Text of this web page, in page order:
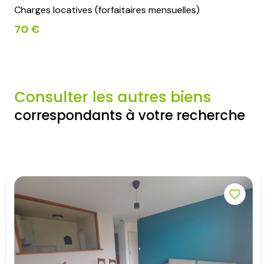
Charges locatives (forfaitaires mensuelles)
70 €
Consulter les autres biens
correspondants à votre recherche